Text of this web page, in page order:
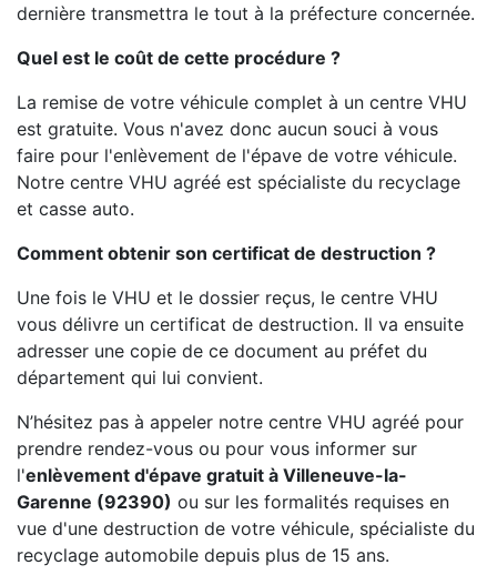
dernière transmettra le tout à la préfecture concernée.
Quel est le coût de cette procédure ?
La remise de votre véhicule complet à un centre VHU
est gratuite. Vous n'avez donc aucun souci à vous
faire pour l'enlèvement de l'épave de votre véhicule.
Notre centre VHU agréé est spécialiste du recyclage
et casse auto.
Comment obtenir son certificat de destruction ?
Une fois le VHU et le dossier reçus, le centre VHU
vous délivre un certificat de destruction. Il va ensuite
adresser une copie de ce document au préfet du
département qui lui convient.
N’hésitez pas à appeler notre centre VHU agréé pour
prendre rendez-vous ou pour vous informer sur
l'enlèvement d'épave gratuit à Villeneuve-la-
Garenne (92390) ou sur les formalités requises en
vue d'une destruction de votre véhicule, spécialiste du
recyclage automobile depuis plus de 15 ans.